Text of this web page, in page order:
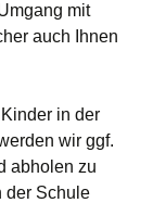
mit
auch Ihnen
in der
wir ggf.
abholen zu
der Schule